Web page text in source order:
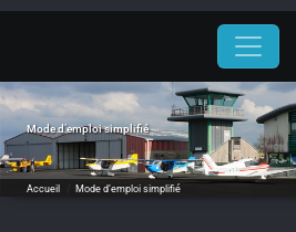
Mode d’emploi simplifié
Accueil Mode d’emploi simplifié